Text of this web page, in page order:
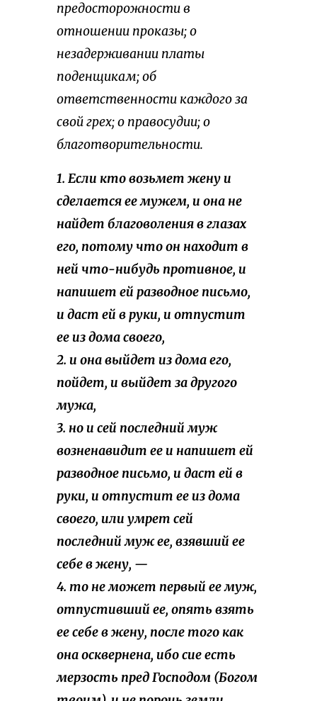
предосторожности в
отношении проказы; о
незадерживании платы
поденщикам; об
ответственности каждого за
свой грех; о правосудии; о
благотворительности.
1. Если кто возьмет жену и
сделается ее мужем, и она не
найдет благоволения в глазах
его, потому что он находит в
ней что-нибудь противное, и
напишет ей разводное письмо,
и даст ей в руки, и отпустит
ее из дома своего,
2. и она выйдет из дома его,
пойдет, и выйдет за другого
мужа,
3. но и сей последний муж
возненавидит ее и напишет ей
разводное письмо, и даст ей в
руки, и отпустит ее из дома
своего, или умрет сей
последний муж ее, взявший ее
себе в жену, —
4. то не может первый ее муж,
отпустивший ее, опять взять
ее себе в жену, после того как
она осквернена, ибо сие есть
мерзость пред Господом (Богом